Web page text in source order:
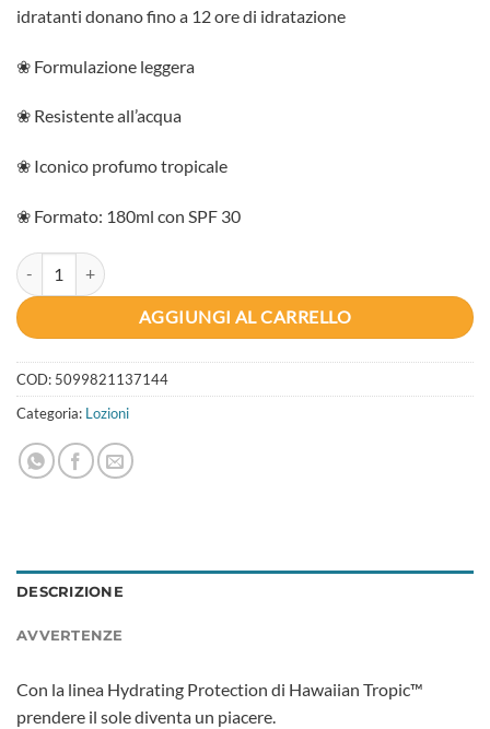
idratanti donano fino a 12 ore di idratazione
❀ Formulazione leggera
❀ Resistente all’acqua
❀ Iconico profumo tropicale
❀ Formato: 180ml con SPF 30
Hawaiian Tropic Lozione Hydrating Protection SPF 30 quantità
AGGIUNGI AL CARRELLO
COD: 5099821137144
Categoria: Lozioni
DESCRIZIONE
AVVERTENZE
Con la linea Hydrating Protection di Hawaiian Tropic™
prendere il sole diventa un piacere.